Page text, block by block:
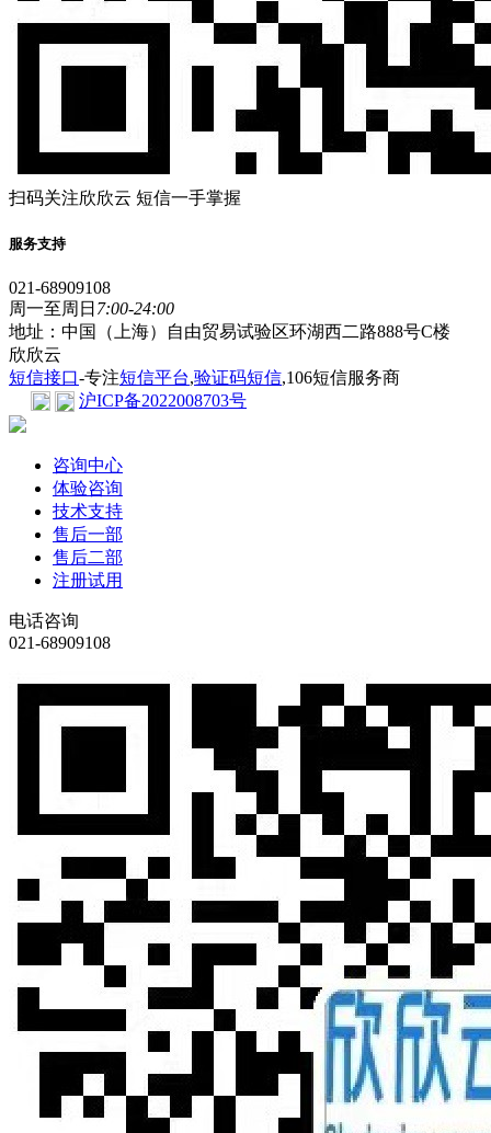
扫码关注欣欣云 短信一手掌握
服务支持
021-68909108
周一至周日 7:00-24:00
地址：中国（上海）自由贸易试验区环湖西二路888号C楼
欣欣云
短信接口-专注短信平台,验证码短信,106短信服务商
沪ICP备2022008703号
咨询中心
体验咨询
技术支持
售后一部
售后二部
注册试用
电话咨询
021-68909108